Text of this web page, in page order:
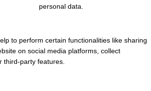
personal data.
to perform certain functionalities like sharing
on social media platforms, collect
third-party features.